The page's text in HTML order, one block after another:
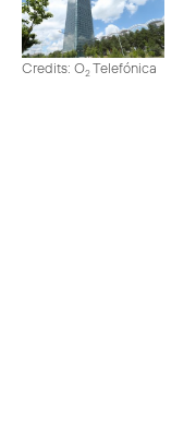
Credits: O2Telefónica